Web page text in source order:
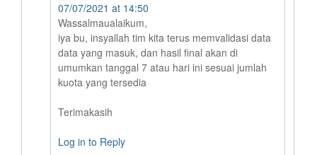
07/07/2021 at 14:50
Wassalmaualaikum,
iya bu, insyallah tim kita terus memvalidasi data
data yang masuk, dan hasil final akan di
umumkan tanggal 7 atau hari ini sesuai jumlah
kuota yang tersedia
Terimakasih
Log in to Reply